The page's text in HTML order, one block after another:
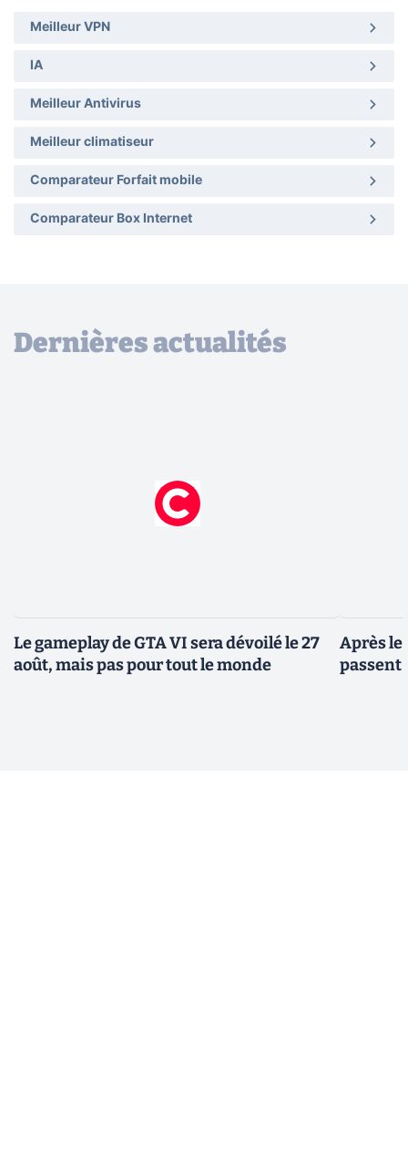
Meilleur VPN
IA
Meilleur Antivirus
Meilleur climatiseur
Comparateur Forfait mobile
Comparateur Box Internet
Dernières actualités
Le gameplay de GTA VI sera dévoilé le 27
août, mais pas pour tout le monde
Après le
passent